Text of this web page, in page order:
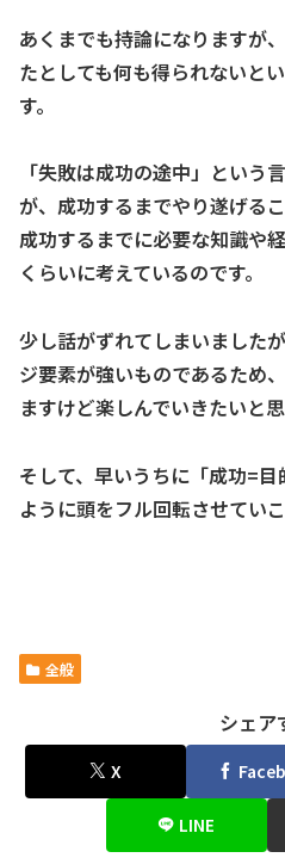
あくまでも持論になりますが
たとしても何も得られないと
す。
「失敗は成功の途中」という
が、成功するまでやり遂げる
成功するまでに必要な知識や
くらいに考えているのです。
少し話がずれてしまいました
ジ要素が強いものであるため
ますけど楽しんでいきたいと思
そして、早いうちに「成功=
ように頭をフル回転させてい
全般
シェア
X
LINE